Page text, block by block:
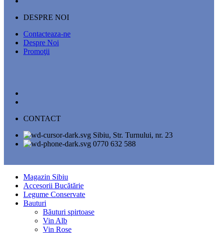
DESPRE NOI
Contacteaza-ne
Despre Noi
Promoţii
CONTACT
Sibiu, Str. Turnului, nr. 23
0770 632 588
Magazin Sibiu
Accesorii Bucătărie
Legume Conservate
Bauturi
Băuturi spirtoase
Vin Alb
Vin Rose